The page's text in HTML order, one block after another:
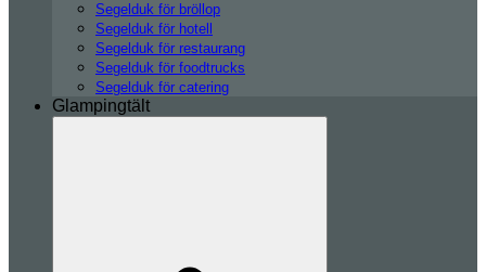
Segelduk för bröllop
Segelduk för hotell
Segelduk för restaurang
Segelduk för foodtrucks
Segelduk för catering
Glampingtält